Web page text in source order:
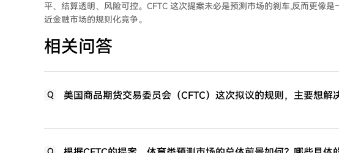
平、结算透明、风险可控。CFTC 这次提案未必是预测市场的刹车,反而更像
近金融市场的规则化竞争。
相关问答
Q 美国商品期货交易委员会（CFTC）这次拟议的规则，主要想解